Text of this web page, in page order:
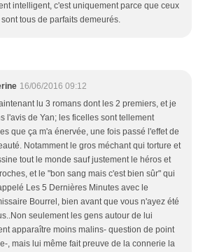
intelligent, c'est uniquement parce que ceux
tous de parfaits demeurés.
16/06/2016 09:12
lu 3 romans dont les 2 premiers, et je
l'avis de Yan; les ficelles sont tellement
que ça m'a énervée, une fois passé l'effet de
Notamment le gros méchant qui torture et
tout le monde sauf justement le héros et
et le "bon sang mais c'est bien sûr" qui
Les 5 Dernières Minutes avec le
Bourrel, bien avant que vous n'ayez été
seulement les gens autour de lui
apparaître moins malins- question de point
, mais lui même fait preuve de la connerie la